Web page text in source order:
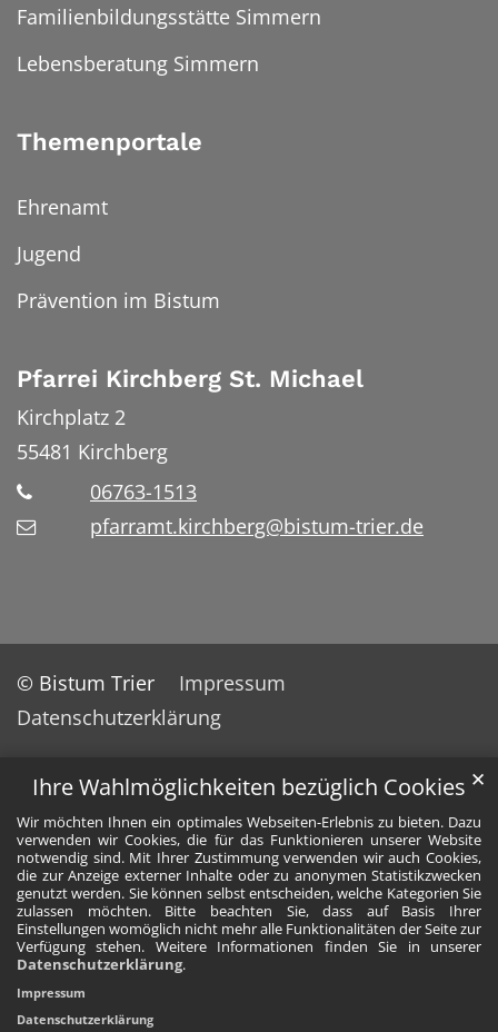
Ihre Wahlmöglichkeiten bezüglich Cookies
Wir möchten Ihnen ein optimales Webseiten-Erlebnis zu bieten. Dazu
verwenden wir Cookies, die für das Funktionieren unserer Website
notwendig sind. Mit Ihrer Zustimmung verwenden wir auch Cookies,
die zur Anzeige externer Inhalte oder zu anonymen Statistikzwecken
genutzt werden. Sie können selbst entscheiden, welche Kategorien Sie
zulassen möchten. Bitte beachten Sie, dass auf Basis Ihrer
Einstellungen womöglich nicht mehr alle Funktionalitäten der Seite zur
Verfügung stehen. Weitere Informationen finden Sie in unserer
Datenschutzerklärung.
✕
Impressum
Datenschutzerklärung
Familienbildungsstätte Simmern
Lebensberatung Simmern
Themenportale
Ehrenamt
Jugend
Prävention im Bistum
Pfarrei Kirchberg St. Michael
Kirchplatz 2
55481 Kirchberg
06763-1513
pfarramt.kirchberg@bistum-trier.de
© Bistum Trier
Impressum
Datenschutzerklärung